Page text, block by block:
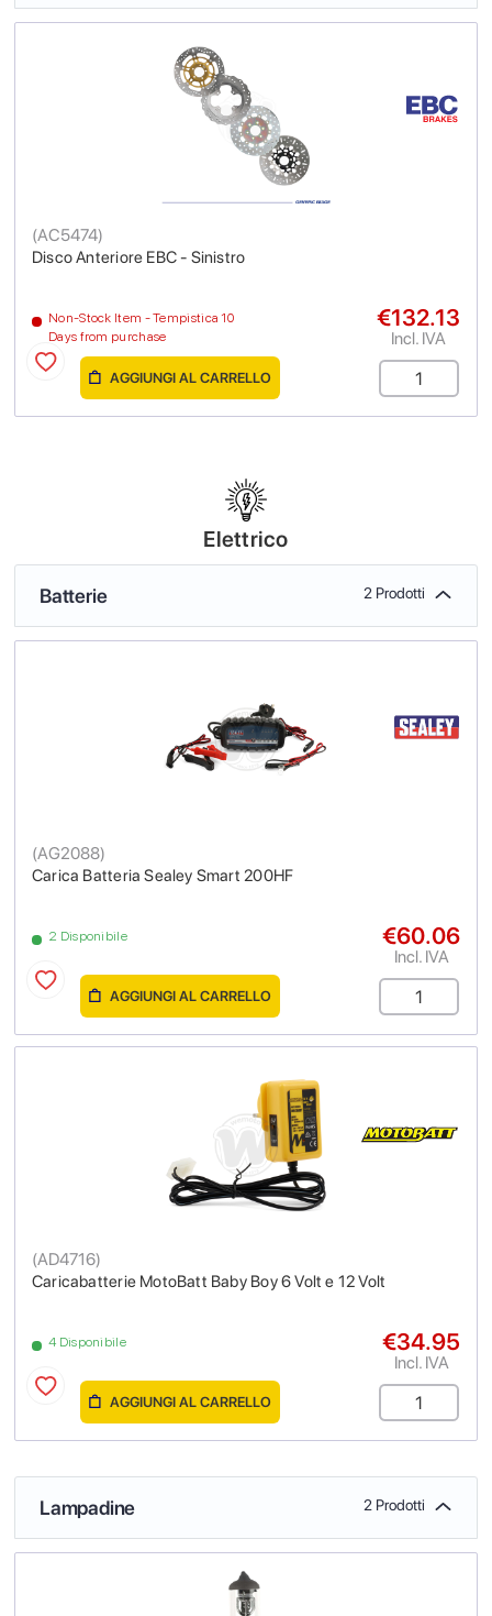
Disco Anteriore EBC - Sinistro
(AC5474)
Non-Stock Item - Tempistica 10
Days from purchase
€132.13
Incl. IVA
AGGIUNGI AL CARRELLO
Elettrico
Batterie 2 Prodotti
Carica Batteria Sealey Smart 200HF
(AG2088)
2 Disponibile €60.06
Incl. IVA
AGGIUNGI AL CARRELLO
Caricabatterie MotoBatt Baby Boy 6 Volt e 12 Volt
(AD4716)
4 Disponibile €34.95
Incl. IVA
AGGIUNGI AL CARRELLO
Lampadine 2 Prodotti